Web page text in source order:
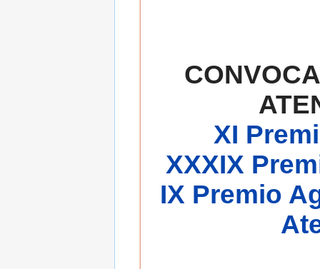
XI
XXXIX
IX Premio